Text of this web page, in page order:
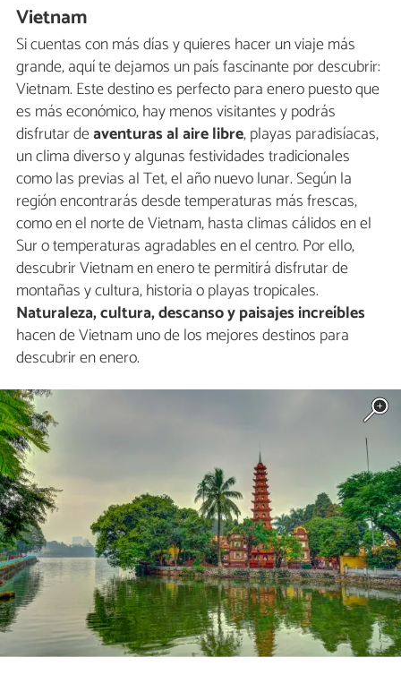
Vietnam
Si cuentas con más días y quieres hacer un viaje más
grande, aquí te dejamos un país fascinante por descubrir:
Vietnam. Este destino es perfecto para enero puesto que
es más económico, hay menos visitantes y podrás
disfrutar deaventuras al aire libre, playas paradisíacas,
un clima diverso y algunas festividades tradicionales
como las previas al Tet, el año nuevo lunar. Según la
región encontrarás desde temperaturas más frescas,
como en el norte de Vietnam, hasta climas cálidos en el
Sur o temperaturas agradables en el centro. Por ello,
descubrir Vietnam en enero te permitirá disfrutar de
montañas y cultura, historia o playas tropicales.
Naturaleza, cultura, descanso y paisajes increíbles
hacen de Vietnam uno de los mejores destinos para
descubrir en enero.